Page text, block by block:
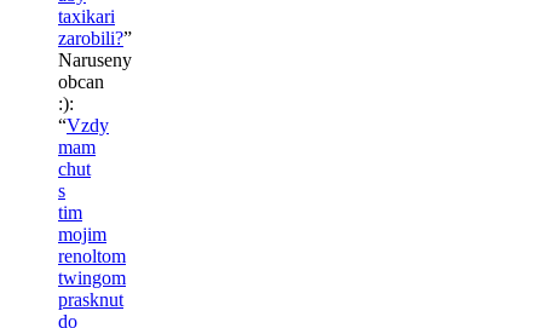
taxikari
zarobili?”
Naruseny
obcan
:):
“Vzdy
mam
chut
s
tim
mojim
renoltom
twingom
prasknut
do